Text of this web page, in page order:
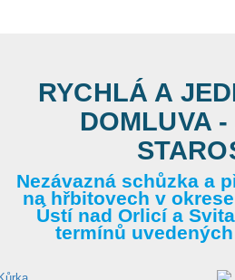
RYCHLÁ A
DOMLUVA
Nezávazná schůzka a
na hřbitovech v
Ústí nad Orlicí a
termínů